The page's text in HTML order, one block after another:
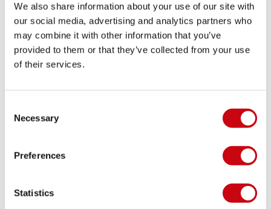
We also share information about your use of our site with
our social media, advertising and analytics partners who
may combine it with other information that you’ve
provided to them or that they’ve collected from your use
of their services.
Selection
Necessary
Preferences
Statistics
Jobe Hemi Trainer
DKK 1.649,99